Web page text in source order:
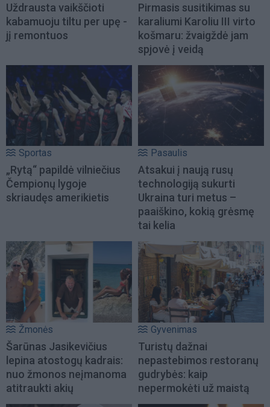
Uždrausta vaikščioti
kabamuoju tiltu per upę -
jį remontuos
Pirmasis susitikimas su
karaliumi Karoliu III virto
košmaru: žvaigždė jam
spjovė į veidą
Sportas
„Rytą“ papildė vilniečius
Čempionų lygoje
skriaudęs amerikietis
Pasaulis
Atsakui į naują rusų
technologiją sukurti
Ukraina turi metus –
paaiškino, kokią grėsmę
tai kelia
Žmonės
Šarūnas Jasikevičius
lepina atostogų kadrais:
nuo žmonos neįmanoma
atitraukti akių
Gyvenimas
Turistų dažnai
nepastebimos restoranų
gudrybės: kaip
nepermokėti už maistą